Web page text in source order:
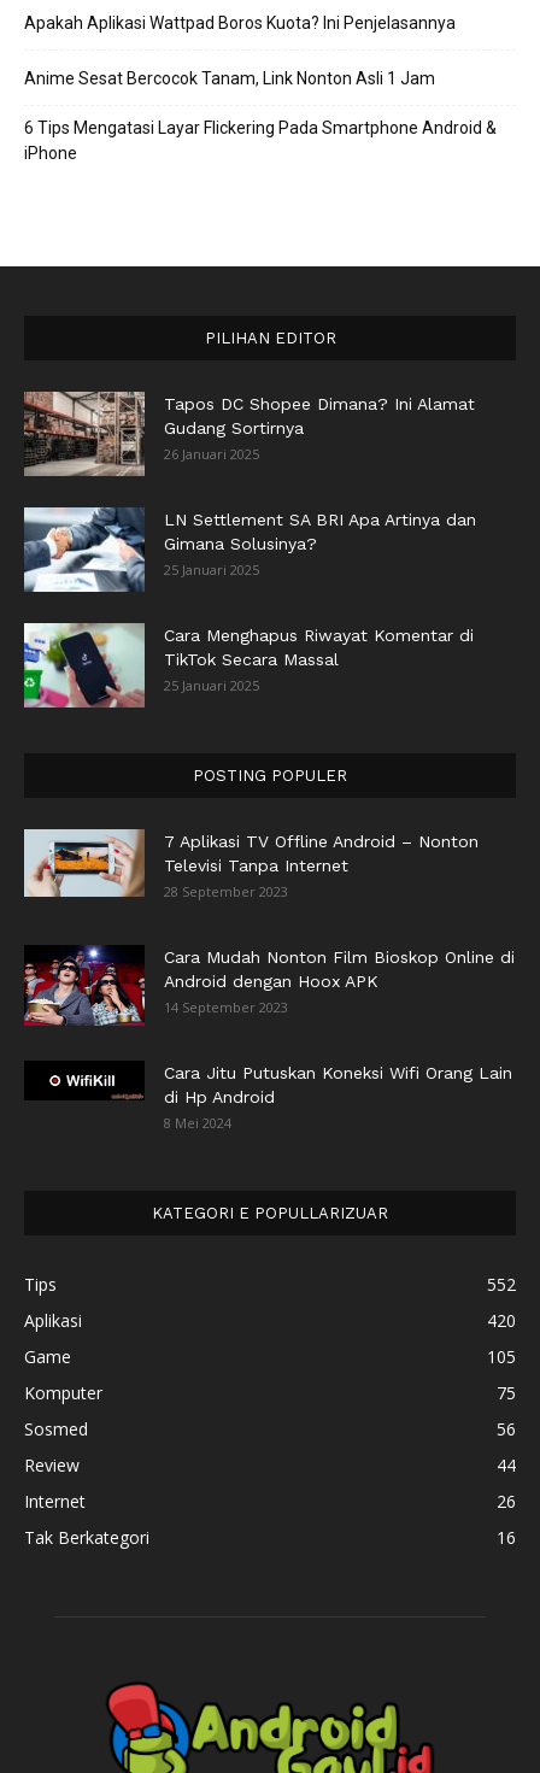
Apakah Aplikasi Wattpad Boros Kuota? Ini Penjelasannya
Anime Sesat Bercocok Tanam, Link Nonton Asli 1 Jam
6 Tips Mengatasi Layar Flickering Pada Smartphone Android &
iPhone
PILIHAN EDITOR
Tapos DC Shopee Dimana? Ini Alamat
Gudang Sortirnya
26 Januari 2025
LN Settlement SA BRI Apa Artinya dan
Gimana Solusinya?
25 Januari 2025
Cara Menghapus Riwayat Komentar di
TikTok Secara Massal
25 Januari 2025
POSTING POPULER
7 Aplikasi TV Offline Android – Nonton
Televisi Tanpa Internet
28 September 2023
Cara Mudah Nonton Film Bioskop Online di
Android dengan Hoox APK
14 September 2023
Cara Jitu Putuskan Koneksi Wifi Orang Lain
di Hp Android
8 Mei 2024
KATEGORI E POPULLARIZUAR
Tips
552
Aplikasi
420
Game
105
Komputer
75
Sosmed
56
Review
44
Internet
26
Tak Berkategori
16